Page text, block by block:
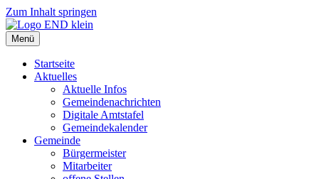
Zum Inhalt springen
Menü
Startseite
Aktuelles
Aktuelle Infos
Gemeindenachrichten
Digitale Amtstafel
Gemeindekalender
Gemeinde
Bürgermeister
Mitarbeiter